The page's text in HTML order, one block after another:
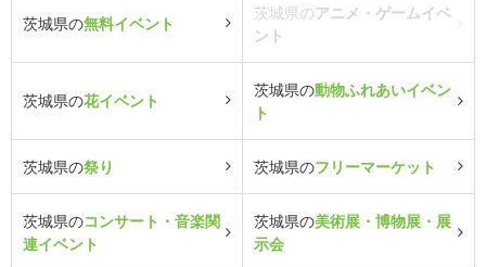
茨城県の無料イベント
茨城県のアニメ・ゲームイベ
ント
茨城県の花イベント
茨城県の動物ふれあいイベン
ト
茨城県の祭り 茨城県のフリーマーケット
茨城県のコンサート・音楽関
連イベント
茨城県の美術展・博物展・展
示会